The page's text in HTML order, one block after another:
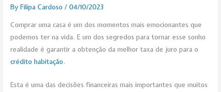
ByFilipa Cardoso/04/10/2023
Comprar uma casa é um dos momentos mais emocionantes que
podemos ter na vida. E um dos segredos para tornar esse sonho
realidade é garantir a obtenção da melhor taxa de juro para o
crédito habitação.
Esta é uma das decisões financeiras mais importantes que muitos